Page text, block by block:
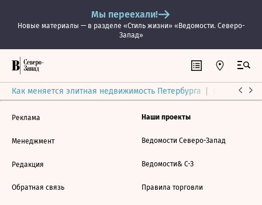
Мы переехали!
Новые материалы — в разделе «Стиль жизни» «Ведомости. Северо-
Запад»
Как меняется элитная недвижимость Петербурга Ситуация
Реклама
Менеджмент
Редакция
Обратная связь
Наши проекты
Ведомости Северо-Запад
Ведомости& С-З
Правила торговли